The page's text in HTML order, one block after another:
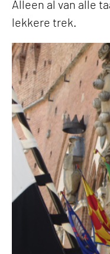
Alleen al van alle
lekkere trek.